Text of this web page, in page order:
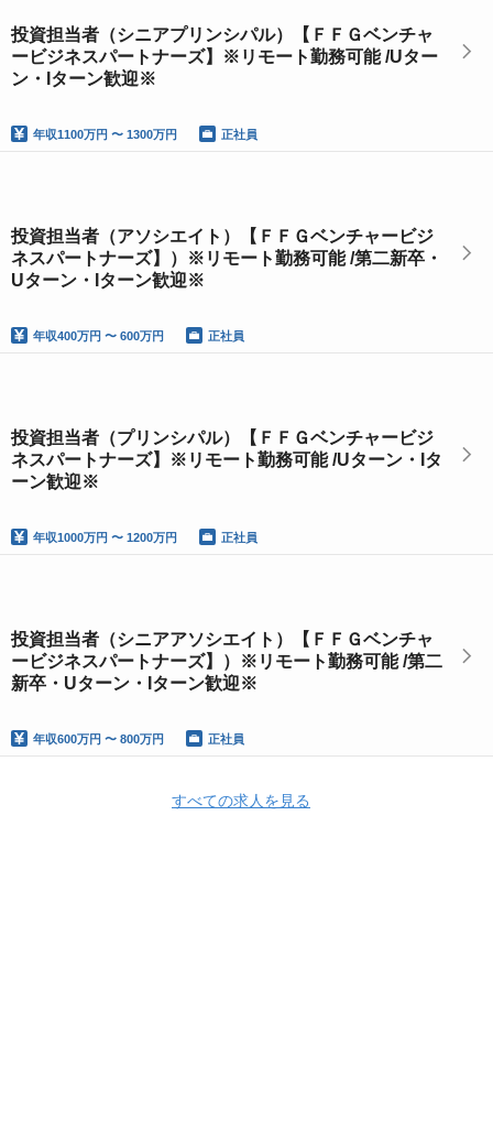
投資担当者（シニアプリンシパル）【ＦＦＧベンチャ
ービジネスパートナーズ】※リモート勤務可能 /Uター
ン・Iターン歓迎※
年収1100万円 〜 1300万円 正社員
投資担当者（アソシエイト）【ＦＦＧベンチャービジ
ネスパートナーズ】）※リモート勤務可能 /第二新卒・
Uターン・Iターン歓迎※
年収400万円 〜 600万円 正社員
投資担当者（プリンシパル）【ＦＦＧベンチャービジ
ネスパートナーズ】※リモート勤務可能 /Uターン・Iタ
ーン歓迎※
年収1000万円 〜 1200万円 正社員
投資担当者（シニアアソシエイト）【ＦＦＧベンチャ
ービジネスパートナーズ】）※リモート勤務可能 /第二
新卒・Uターン・Iターン歓迎※
年収600万円 〜 800万円 正社員
すべての求人を見る